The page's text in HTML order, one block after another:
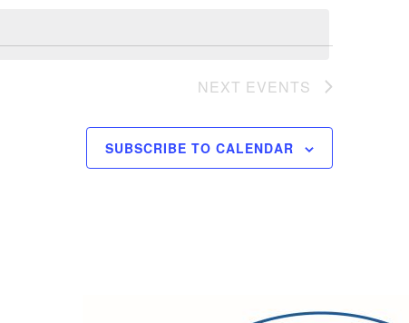
NEXT EVENTS
SUBSCRIBE TO CALENDAR